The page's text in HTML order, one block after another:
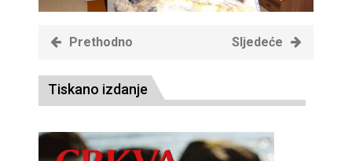
Prethodno Sljedeće
Tiskano izdanje